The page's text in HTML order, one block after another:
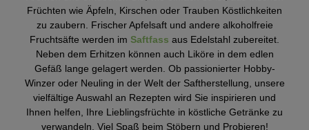
Früchten wie Äpfeln, Kirschen oder Trauben Köstlichkeiten
zu zaubern. Frischer Apfelsaft und andere alkoholfreie
Fruchtsäfte werden im Saftfass aus Edelstahl zubereitet.
Neben dem Erhitzen können auch Liköre in dem edlen
Gefäß lange gelagert werden. Ob passionierter Hobby-
Winzer oder Neuling in der Welt der Saftherstellung, unsere
vielfältige Auswahl an Rezepten wird Sie inspirieren und
Ihnen helfen, Ihre Lieblingsfrüchte in köstliche Getränke zu
verwandeln. Viel Spaß beim Stöbern und Probieren!